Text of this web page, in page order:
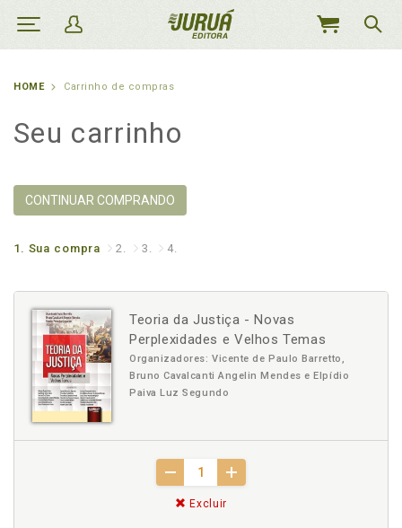
MEU
HOME Carrinho de compras
Seu carrinho
CONTINUAR COMPRANDO
1. Sua compra 2. 3. 4.
Teoria da Justiça - Novas
Perplexidades e Velhos Temas
Organizadores: Vicente de Paulo Barretto,
Bruno Cavalcanti Angelin Mendes e Elpídio
Paiva Luz Segundo
Excluir